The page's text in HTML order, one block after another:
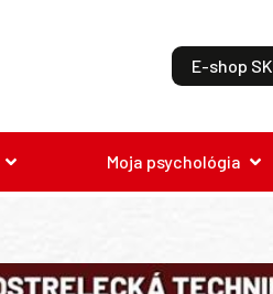
E-shop SK
Moja psychológia